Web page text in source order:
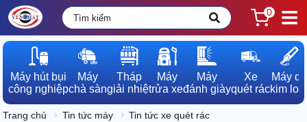
0
Máy hút bụi
công nghiệp
Máy
chà sàn
Tháp
giải nhiệt
Máy
rửa xe
Máy
đánh giày
Xe
quét rác
Máy dò
kim loại
Trang chủ Tin tức máy Tin tức xe quét rác